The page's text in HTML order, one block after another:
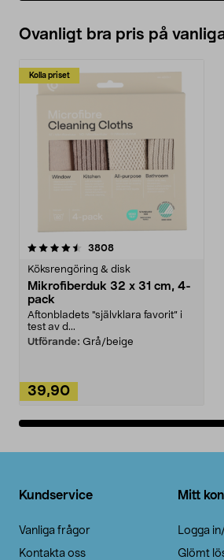
Ovanligt bra pris på
Kolla priset
3808recensioner
Köksrengöring & disk
Mikrofiberduk 32 x 31 cm, 4-
pack
Aftonbladets "självklara favorit” i
test av d...
Utförande: Grå/beige
39,90
4.0av 5 stjärnor
Kundservice
Vanliga frågor
Kontakta oss
Mitt
Logga
Glömt